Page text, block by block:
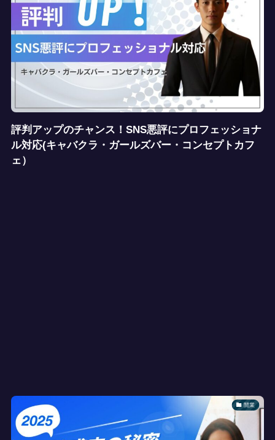
評判アップのチャンス！SNS悪評にプロフェッショナ
ル対応(キャバクラ・ガールズバー・コンセプトカフ
ェ）
開業